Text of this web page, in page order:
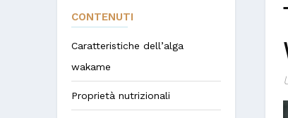
CONTENUTI
Caratteristiche dell’alga
wakame
Proprietà nutrizionali